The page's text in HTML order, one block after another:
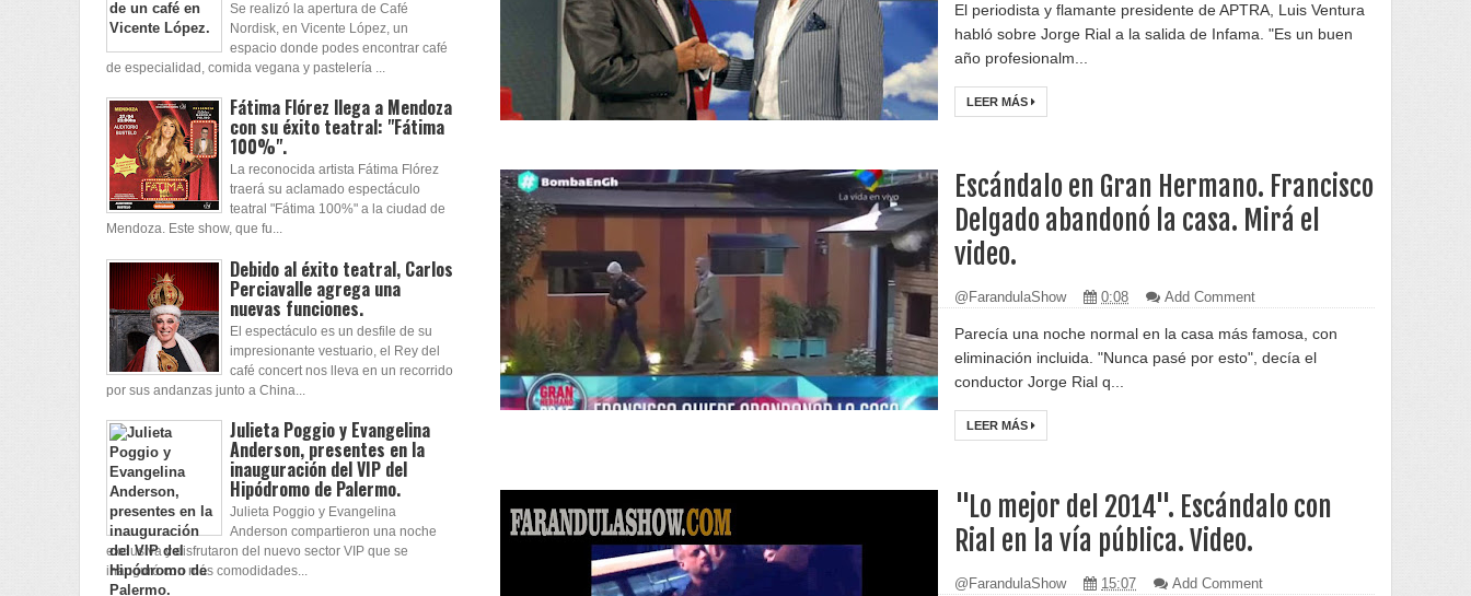
El periodista y flamante presidente de APTRA, Luis Ventura
habló sobre Jorge Rial a la salida de Infama. "Es un buen
año profesionalm...
LEER MÁS
Escándalo en Gran Hermano. Francisco
Delgado abandonó la casa. Mirá el
video.
@FarandulaShow 0:08 Add Comment
Parecía una noche normal en la casa más famosa, con
eliminación incluida. "Nunca pasé por esto", decía el
conductor Jorge Rial q...
LEER MÁS
"Lo mejor del 2014". Escándalo con
Rial en la vía pública. Video.
@FarandulaShow 15:07 Add Comment
Se realizó la apertura de Café
Nordisk, en Vicente López, un
espacio donde podes encontrar café
de especialidad, comida vegana y pastelería ...
Fátima Flórez llega a Mendoza
con su éxito teatral: "Fátima
100%".
La reconocida artista Fátima Flórez
traerá su aclamado espectáculo
teatral "Fátima 100%" a la ciudad de
Mendoza. Este show, que fu...
Debido al éxito teatral, Carlos
Perciavalle agrega una
nuevas funciones.
El espectáculo es un desfile de su
impresionante vestuario, el Rey del
café concert nos lleva en un recorrido
por sus andanzas junto a China...
Julieta Poggio y Evangelina
Anderson, presentes en la
inauguración del VIP del
Hipódromo de Palermo.
Julieta Poggio y Evangelina
Anderson compartieron una noche
exclusiva y disfrutaron del nuevo sector VIP que se
inauguró con más comodidades...